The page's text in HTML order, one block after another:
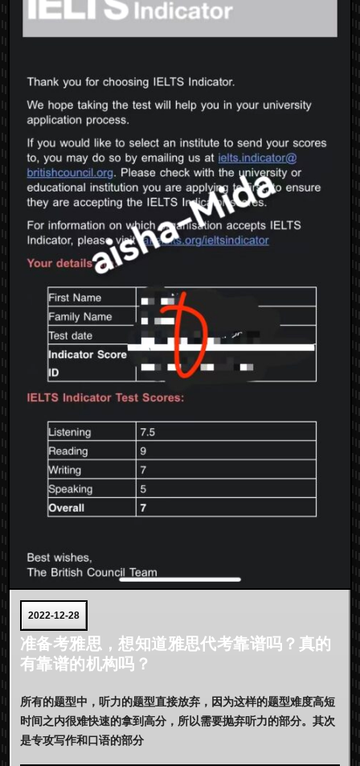
2022-12-28
准备考雅思，想知道雅思代考靠谱吗？真的
有靠谱的机构吗？
所有的题型中，听力的题型直接放弃，因为这样的题型难度高短
时间之内很难快速的拿到高分，所以需要抛弃听力的部分。其次
是专攻写作和口语的部分